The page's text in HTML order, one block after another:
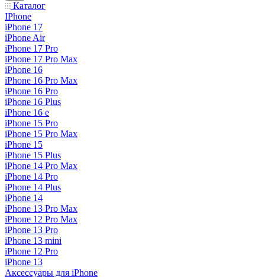
Каталог
IPhone
iPhone 17
iPhone Air
iPhone 17 Pro
iPhone 17 Pro Max
iPhone 16
iPhone 16 Pro Max
iPhone 16 Pro
iPhone 16 Plus
iPhone 16 e
iPhone 15 Pro
iPhone 15 Pro Max
iPhone 15
iPhone 15 Plus
iPhone 14 Pro Max
iPhone 14 Pro
iPhone 14 Plus
iPhone 14
iPhone 13 Pro Max
iPhone 12 Pro Max
iPhone 13 Pro
iPhone 13 mini
iPhone 12 Pro
iPhone 13
Аксессуары для iPhone